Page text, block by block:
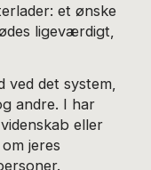
et ønske
ligeværdigt,
ved det system,
andre. I har
eller
jeres